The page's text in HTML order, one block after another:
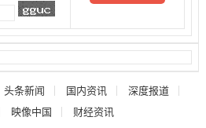
头条新闻 国内资讯
深度报道
映像中国 财经资讯